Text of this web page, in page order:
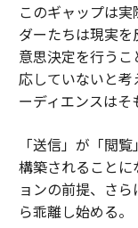
このギャップは
ダーたちは現実
意思決定を行う
応していないと
ーディエンスはそ
「送信」が「閲
構築されること
ョンの前提、さ
ら乖離し始める。